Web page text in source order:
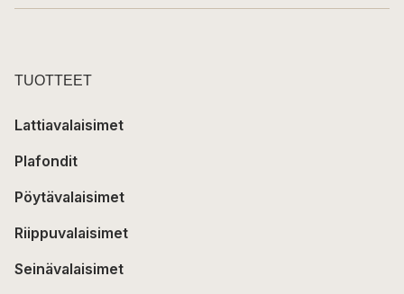
TUOTTEET
Lattiavalaisimet
Plafondit
Pöytävalaisimet
Riippuvalaisimet
Seinävalaisimet